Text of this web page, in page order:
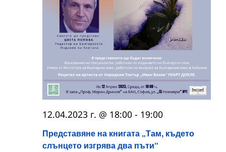
Представяне на книгата „Там, където
слънцето изгрява два пъти“
12.04.2023 г. @ 18:00 - 19:00